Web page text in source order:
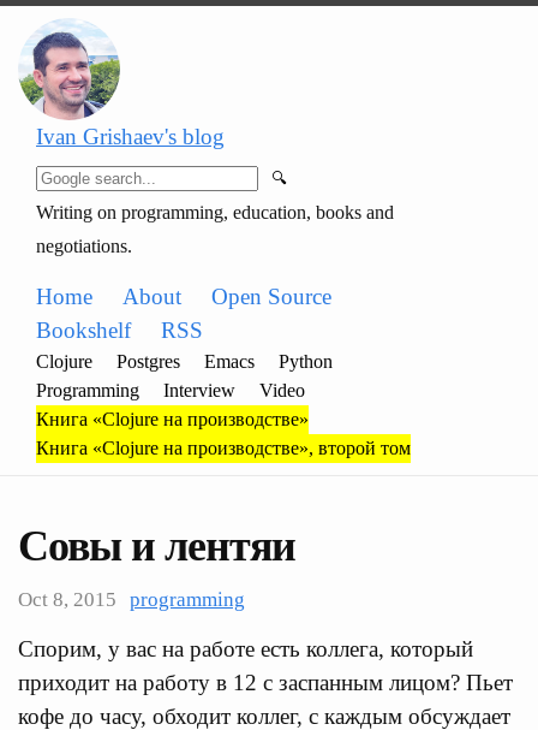
Ivan Grishaev's blog
🔍
Writing on programming, education, books and
negotiations.
Home About
Open Source
Bookshelf
RSS
Clojure Postgres Emacs
Python
Programming
Interview
Video
Книга «Clojure на производстве»
Книга «Clojure на производстве», второй том
Совы и лентяи
Oct 8, 2015 programming
Спорим, у вас на работе есть коллега, который
приходит на работу в 12 с заспанным лицом? Пьет
кофе до часу, обходит коллег, с каждым обсуждает